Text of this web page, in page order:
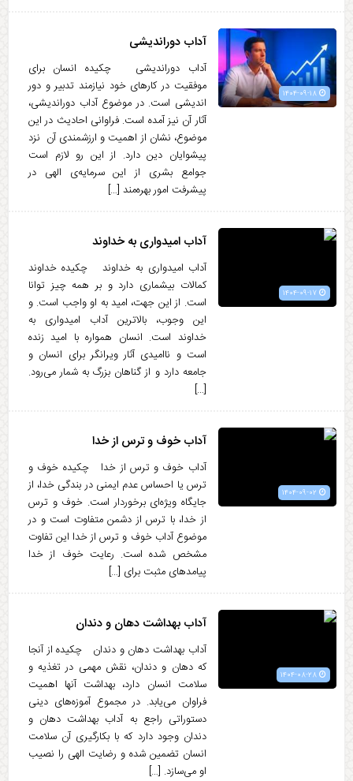
آداب دورانديشى
آداب دورانديشى چکیده انسان برای
موفقیت در کارهای خود نیازمند تدبیر و دور
اندیشی است. در موضوع آداب دوراندیشی،
آثار آن نیز آمده است. فراوانی احادیث در این
موضوع، نشان از اهمیت و ارزشمندی آن نزد
پیشوایان دین دارد. از این رو لازم است
جوامع بشری از این سرمایه‌ی الهی در
پیشرفت امور بهره‌مند […]
آداب امیدواری به خداوند
آداب امیدواری به خداوند چکیده خداوند
کمالات بیشماری دارد و بر همه چیز توانا
است. از این جهت، امید به او واجب است. و
این وجوب، بالاترین آداب امیدواری به
خداوند است. انسان همواره با امید زنده
است و ناامیدی آثار ویرانگر برای انسان و
جامعه دارد و از گناهان بزرگ به شمار می‌رود.
[…]
آداب خوف و ترس از خدا
آداب خوف و ترس از خدا چکیده خوف و
ترس یا احساس عدم ایمنی در بندگی خدا، از
جایگاه ویژه‌ای برخوردار است. خوف و ترس
از خدا، با ترس از دشمن متفاوت است و در
موضوع آداب خوف و ترس از خدا این تفاوت
مشخص شده است. رعایت خوف از خدا
پیامدهای مثبت برای […]
آداب بهداشت دهان و دندان
آداب بهداشت دهان و دندان چکیده از آنجا
که دهان و دندان، نقش مهمی در تغذیه و
سلامت انسان دارد، بهداشت آنها اهمیت
فراوان می‌یابد. در مجموع آموزه‌های دینی
دستوراتی راجع به آداب بهداشت دهان و
دندان وجود دارد که با بکارگیری آن سلامت
انسان تضمین شده و رضایت الهی را نصیب
او می‌سازد. […]